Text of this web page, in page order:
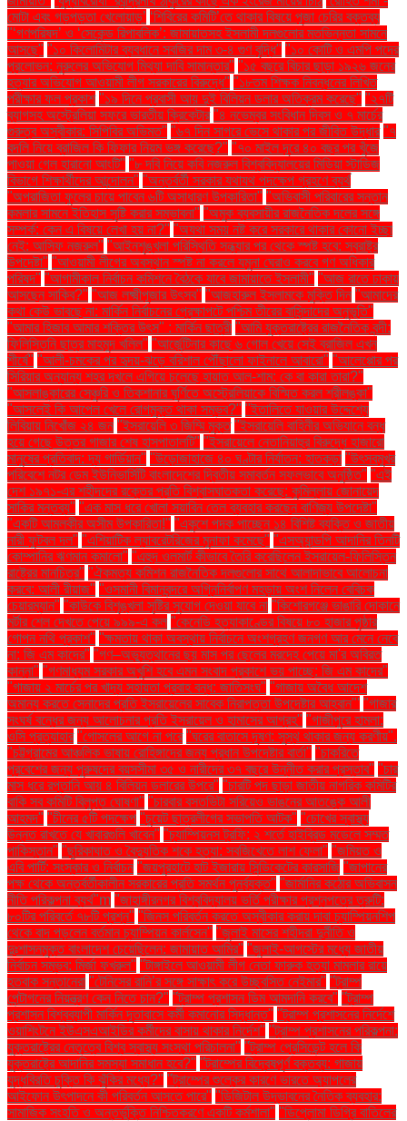
মোটা এবং গড়পড়তা খেলোয়াড়’ ‘শিবিরের কমিটি’তে থাকার বিষয়ে পূজা চেরির বক্তব্য
"‘গণপরিষদ’ ও ‘সেকেন্ড রিপাবলিক’: জামায়াতসহ ইসলামী দলগুলোর মতভিন্নতা সামনে
আসছে" "১০ কিলোমিটার ব্যবধানে সবজির দাম ৩-৪ গুণ বৃদ্ধি" "১০ কোটি ও এমপি পদের
প্রলোভন: নুরুলের অভিযোগ মিথ্যা দাবি সামান্তার" "১৫ বছরে বিচার ছাড়া ১৯২৬ জনের
হত্যার অভিযোগ আওয়ামী লীগ সরকারের বিরুদ্ধে" "১৮তম শিক্ষক নিবন্ধনের লিখিত
পরীক্ষার ফল প্রকাশ "১৯ দিনে প্রবাসী আয় দুই বিলিয়ন ডলার অতিক্রম করেছে" "২৭টি
ব্যাগসহ অস্ট্রেলিয়া সফরে ভারতীয় ক্রিকেটার "৪ নভেম্বর সংবিধান দিবস ও ৭ মার্চের
গুরুত্ব অস্বীকার: সিপিবির অভিমত" "৬৭ দিন সাগরে ভেসে থাকার পর জীবিত উদ্ধার "৭
বদলি নিয়ে ব্রাজিল কি ফিফার নিয়ম ভঙ্গ করেছে?" "৭০ মাইল দূরে ৪০ বছর পর খুঁজে
পাওয়া গেল হারানো আংটি" "৮ দবি নিয়ে কবি নজরুল বিশ্ববিদ্যালয়ের মিডিয়া স্টাডিজ
বিভাগে শিক্ষার্থীদের আন্দোলন" "অন্তর্বর্তী সরকার যথাযথ পদক্ষেপ গ্রহণে ব্যর্থ
"অপরাজিতা ফুলের চায়ে পাবেন ৬টি অসাধারণ উপকারিতা" "অভিবাসী পরিবারের সন্তান
কমলার সামনে ইতিহাস সৃষ্টি করার সম্ভাবনা" "অমুক ব্যবসায়ীর রাজনৈতিক দলের সঙ্গে
সম্পর্ক: কেন এ বিষয়ে লেখা হয় না?" "অযথা সময় নষ্ট করে সরকারে থাকার কোনো ইচ্ছা
নেই: আসিফ নজরুল" "আইনশৃঙ্খলা পরিস্থিতি সন্ধ্যার পর থেকে স্পষ্ট হবে: স্বরাষ্ট্র
উপদেষ্টা" "আওয়ামী লীগের অবস্থান স্পষ্ট না করলে যমুনা ঘেরাও করবে গণ অধিকার
পরিষদ" "আগামীকাল নির্বাচন কমিশনে বৈঠকে যাবে জামায়াতে ইসলামী" "আজ রাতে ঢাকায়
আসছেন সাকিব?" "আজ লক্ষ্মীপূজার উৎসব" "আজহারুল ইসলামকে মুক্তি দিন "আমাদের
কথা কেউ ভাবছে না: মার্কিন নির্বাচনের প্রেক্ষাপটে পশ্চিম তীরের বাসিন্দাদের অনুভূতি"
"আমার হিজাব আমার শক্তির উৎস" : মার্কিন ছাত্রী "আমি যুক্তরাষ্ট্রের রাজনৈতিক বন্দী:
ফিলিস্তিনি ছাত্র মাহমুদ খলিল" "আর্জেন্টিনার কাছে ৬ গোল খেয়ে সেই ব্রাজিল এখন
শীর্ষে" "আলী-চমকের পর হৃদয়-ঝড়ে বরিশাল পৌঁছালো ফাইনালে আবারো" "আলেপ্পোর পর
সিরিয়ার অন্যান্য শহর দখলে এগিয়ে চলেছে হায়াত আল-শাম: কে বা কারা তারা?"
"আসলাঙ্কারের সেঞ্চুরি ও তিকশানার ঘূর্ণিতে অস্ট্রেলিয়াকে বিস্মিত করল শ্রীলঙ্কা"
"আসলেই কি আপেল খেলে রোগমুক্ত থাকা সম্ভব?" "ইতালিতে যাওয়ার উদ্দেশ্যে
লিবিয়ায় নিখোঁজ ২৪ জন "ইসরায়েলি ৩ জিম্মি মুক্ত "ইসরায়েলি বাহিনীর অভিযানে বন্ধ
হয়ে গেছে উত্তর গাজার শেষ হাসপাতালটি" "ইসরায়েলে নেতানিয়াহুর বিরুদ্ধে হাজারো
মানুষের প্রতিবাদ: দ্য গার্ডিয়ান" "উড়োজাহাজে ৪০ ঘণ্টার নির্যাতন: হাতকড়া "উৎসবমুখর
পরিবেশে নটর ডেম ইউনিভার্সিটি বাংলাদেশের দ্বিতীয় সমাবর্তন সফলভাবে অনুষ্ঠিত" "এই
দেশ ১৯৭১-এর শহীদদের রক্তের প্রতি বিশ্বাসঘাতকতা করেছে: কুমিল্লায় জোনায়েদ
সাকির মন্তব্য" "এক মাস ধরে খোলা সয়াবিন তেল ব্যবহার করছেন বাণিজ্য উপদেষ্টা"
"একটি আমলকীর অসীম উপকারিতা!" "একুশে পদক পাচ্ছেন ১৪ বিশিষ্ট ব্যক্তি ও জাতীয়
নারী ফুটবল দল" "এশিয়াটিক ল্যাবরেটরিজের মুনাফা কমেছে" "এসঅ্যান্ডপি আদানির তিনটি
কোম্পানির ঋণমান কমালো" "এহুদ ওলমার্ট কীভাবে তৈরি করেছিলেন ইসরায়েল-ফিলিস্তিন
রাষ্ট্রের মানচিত্র" "ঐকমত্য কমিশন রাজনৈতিক দলগুলোর সাথে আলাদাভাবে আলোচনা
করবে: আলী রীয়াজ" "ওসমানী বিমানবন্দরে অগ্নিনির্বাপণ মহড়ায় অংশ নিলেন বেবিচক
চেয়ারম্যান" "কাউকে বিশৃঙ্খলা সৃষ্টির সুযোগ দেওয়া যাবে না "কিশোরগঞ্জে ভাঙারি দোকানে
মর্টার শেল দেখতে পেয়ে ৯৯৯-এ কল "কেনেডি হত্যাকাণ্ডের বিষয়ে ৮০ হাজার পৃষ্ঠার
গোপন নথি প্রকাশ" "ক্ষমতায় থাকা অবস্থায় নির্বাচনে অংশগ্রহণ জনগণ আর মেনে নেবে
না: জি এম কাদের" "গণ–অভ্যুত্থানের ছয় মাস পর ছেলের মরদেহ পেয়ে মা'র অবিরত
কান্না" "গণমাধ্যম সরকার অখুশি হবে এমন সংবাদ প্রকাশে ভয় পাচ্ছে: জি এম কাদের"
"গাজায় ২ মার্চের পর খাদ্য সহায়তা প্রবাহ বন্ধ: জাতিসংঘ" "গাজায় অবৈধ আদেশ
অমান্য করতে সেনাদের প্রতি ইসরায়েলের সাবেক নিরাপত্তা উপদেষ্টার আহ্বান"' "গাজার
সংঘর্ষ বন্ধের জন্য আলোচনার প্রতি ইসরায়েল ও হামাসের আগ্রহ" "গাজীপুরে হামলা:
ওসি প্রত্যাহার "গোসলের আগে না পরে "ঘরের বাতাসে দূষণ: সুস্থ থাকার জন্য করণীয়".
"চট্টগ্রামের আঞ্চলিক ভাষায় রোহিঙ্গাদের জন্য প্রধান উপদেষ্টার বার্তা" "চাকরিতে
প্রবেশের জন্য পুরুষদের বয়সসীমা ৩৫ ও নারীদের ৩৭ বছরে উন্নীত করার প্রস্তাব" "চার
মাস ধরে রপ্তানি আয় ৪ বিলিয়ন ডলারের উপরে" "চারটি পদ ছাড়া জাতীয় নাগরিক কমিটির
বাকি সব কমিটি বিলুপ্ত ঘোষণা" "চারবার বসতভিটা সরিয়েও ভাঙনের আতঙ্কে আলী
আহমদ" "চীনের ৫টি পদক্ষেপ "চুয়েট ছাত্রলীগের সভাপতি আটক" "চোখের স্বাস্থ্য
উন্নত রাখতে যে খাবারগুলি খাবেন" "চ্যাম্পিয়নস ট্রফি: ২ শর্তে হাইব্রিড মডেলে সম্মত
পাকিস্তান" "ছুরিকাঘাত ও বৈদ্যুতিক শকে হত্যা: সবজিখেতে লাশ ফেলা" "জমিয়ত ও
এবি পার্টি: সংস্কার ও নির্বাচন "জয়পুরহাটে হাট ইজারায় সিন্ডিকেটের কারসাজি "জাপানের
পক্ষ থেকে অন্তর্বর্তীকালীন সরকারের প্রতি সমর্থন পুনর্ব্যক্ত" "জার্মানির কঠোর অভিবাসন
নীতি পরিকল্পনা ব্যর্থ"m "জাহাঙ্গীরনগর বিশ্ববিদ্যালয় ভর্তি পরীক্ষার প্রশ্নপত্রে ত্রুটি:
৮০টির পরিবর্তে ৭৮টি প্রশ্ন" "জিনস পরিবর্তন করতে অস্বীকার করায় দাবা চ্যাম্পিয়নশিপ
থেকে বাদ পড়লেন বর্তমান চ্যাম্পিয়ন কার্লসেন" "জুলাই মাসের শহীদরা দুর্নীতি ও
দুঃশাসনমুক্ত বাংলাদেশ চেয়েছিলেন: জামায়াত আমির" "জুলাই-আগস্টের মধ্যে জাতীয়
নির্বাচন সম্ভব: মির্জা ফখরুল" "টাঙ্গাইলে আওয়ামী লীগ নেতা ফারুক হত্যা মামলার রায়ে
হতবাক সন্তানেরা "টেনিসের রানি’র সঙ্গে সাক্ষাৎ করে উচ্ছ্বসিত নেইমার" "ট্রাম্প
পেন্টাগনের নিয়ন্ত্রণ কেন নিতে চান?" "ট্রাম্প প্রশাসন ডিম আমদানি করবে" "ট্রাম্প
প্রশাসন বিশ্বব্যাপী মার্কিন দূতাবাসে কর্মী কমানোর সিদ্ধান্ত" "ট্রাম্প প্রশাসনের নির্দেশে
ওয়াশিংটনে ইউএসএআইডির কর্মীদের বাসায় থাকার নির্দেশ" "ট্রাম্প প্রশাসনের পরিকল্পনা:
যুক্তরাষ্ট্রের নেতৃত্বে বিশ্ব স্বাস্থ্য সংস্থা পরিচালনা" "ট্রাম্প প্রেসিডেন্ট হলে কি
যুক্তরাষ্ট্রে আদানির সমস্যা সমাধান হবে?" "ট্রাম্পের বিদ্বেষপূর্ণ বক্তব্য: গাজায়
যুদ্ধবিরতি চুক্তি কি ঝুঁকির মধ্যে?" "ট্রাম্পের শুল্কের কারণে ভারতে অ্যাপলের
আইফোন উৎপাদনে কী পরিবর্তন আসতে পারে" "ডিজিটাল উদ্ভাবনের নৈতিক ব্যবহার:
সামাজিক সংহতি ও অন্তর্ভুক্তি নিশ্চিতকরণে একটি কর্মশালা" "ডিপ্লোমা ডিগ্রি বাতিলের